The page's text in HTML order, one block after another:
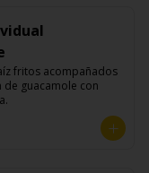
fritos acompañados
guacamole con